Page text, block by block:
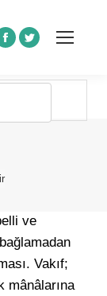
Facebook
Twitter
ve
Vakıf;
mânâlarına